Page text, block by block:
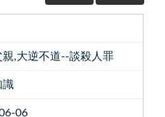
親,大逆不道--談殺人罪
識
06